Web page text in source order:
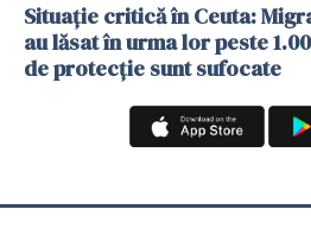
Situație critică în Ceuta:
au lăsat în urma lor peste
de protecție sunt sufocate